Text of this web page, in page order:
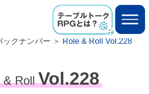
ックナンバー Role & Roll Vol.228
& RollVol.228